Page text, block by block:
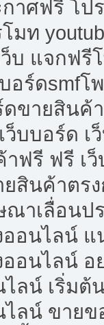
าศฟรี โป
มท
บ แจกฟรี
อร์ดsmfโ
ดขายสินค้
ว็บบอร์ด เ
ฟรี ฟรี เ
ยสินค้าตร
าเลื่อนป
อนไลน์ แ
อนไลน์ อ
ไลน์ เริ่มต้
ไลน์ ขายข